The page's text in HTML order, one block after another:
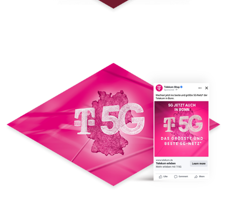
TELEKOM - 5G
regional campaign